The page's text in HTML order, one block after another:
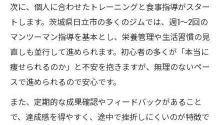
トレーナー選びで失敗しないポイント解説
長く続くダイエットには信頼できる指導が
重要
失敗経験があっても再挑戦できる環境とは
ダイエット再挑戦に最適なジム環境の条件
挫折経験から学ぶパーソナルジム活用術
再挑戦を支える日立市ジムの安心体制
次に、個人に合わせたトレーニングと食事指導がスター
トします。茨城県日立市の多くのジムでは、週1～2回の
マンツーマン指導を基本とし、栄養管理や生活習慣の見
直しも並行して進められます。初心者の多くが「本当に
痩せられるのか」と不安を抱きますが、無理のないペー
スで進められるので安心です。
また、定期的な成果確認やフィードバックがあること
で、達成感を得やすく、途中で挫折しにくいのが特徴で